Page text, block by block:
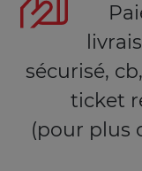
sécurisé,
ticket
(pour plus